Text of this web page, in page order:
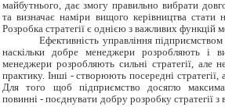
майбутнього, дає змогу правильно вибрати
та визначає наміри вищого керівництва стати
Розробка стратегії є однією з важливих функцій
Ефективність управління
наскільки добре менеджери розробляють і
менеджери розробляють сильні стратегії, але
практику. Інші - створюють посередні
Для того щоб підприємство досягло
повинні - поєднувати добру розробку стратегії